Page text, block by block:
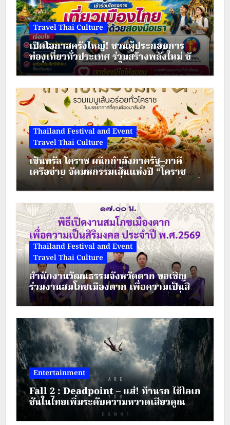
Travel Thai Culture
เปิดโอกาสครั้งใหญ่! ชวนผู้ประกอบการ
ท่องเที่ยวทั่วประเทศ ร่วมสร้างพลังใหม่ ขับ
เคลื่อนเศรษฐกิจชุมชนไทย
Thailand Festival and Event
Travel Thai Culture
เซ็นทรัล โคราช ผนึกกำลังภาครัฐ–ภาคี
เครือข่าย จัดมหกรรมเส้นแห่งปี “โคราช
เมืองมีเส้น” ดัน “ผัดหมี่ดัง–ขนมจีนแซ่บ” สู่
Soft Power เมืองย่าโม
Thailand Festival and Event
Travel Thai Culture
สำนักงานวัฒนธรรมจังหวัดตาก ขอเชิญ
ร่วมงานสมโภชเมืองตาก เพื่อความเป็นสิริ
มงคล ประจำปี พ.ศ.2569 ระหว่างวันที่ 28
– 30 สิงหาคม 2569
Entertainment
Fall 2 : Deadpoint – แส่! ท้านรก ใช้โลเก
ชันในไทยเพิ่มระดับความหวาดเสียวคูณ
สอง